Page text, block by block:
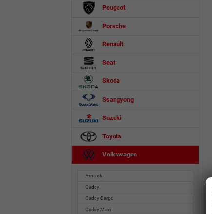
Peugeot
Porsche
Renault
Seat
Skoda
Ssangyong
Suzuki
Toyota
Volkswagen
Amarok
Caddy
Caddy Cargo
Caddy Maxi